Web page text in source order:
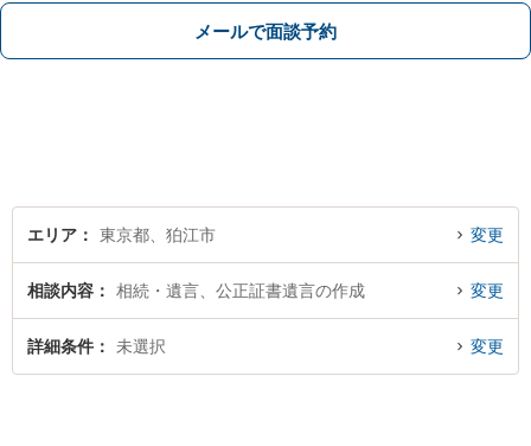
討いたします』セカンドオピニオン可
【狛江駅4分／休日夜間相談可】
メールで面談予約
エリア 東京都、狛江市 変更
相談内容 相続・遺言、公正証書遺言の作成 変更
詳細条件 未選択 変更